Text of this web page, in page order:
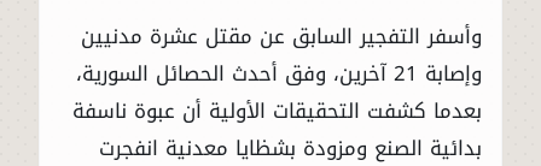
وأسفر التفجير السابق عن مقتل عشرة مدنيين
وإصابة 21 آخرين، وفق أحدث الحصائل السورية،
بعدما كشفت التحقيقات الأولية أن عبوة ناسفة
بدائية الصنع ومزودة بشظايا معدنية انفجرت